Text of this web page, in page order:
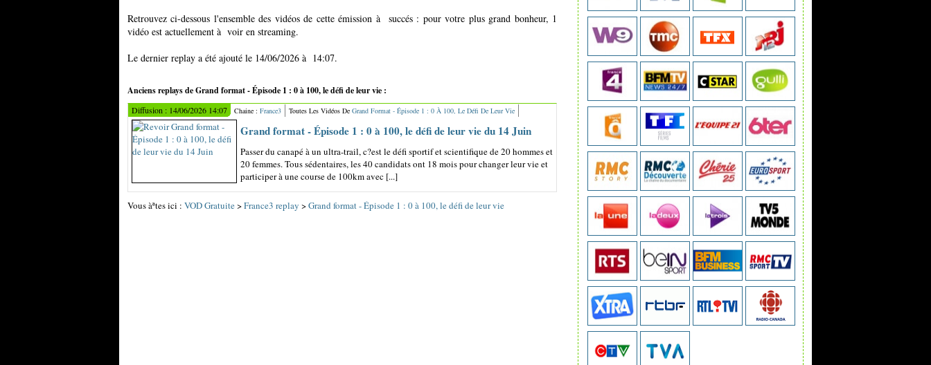
Retrouvez ci-dessous l'ensemble des vidéos de cette émission à succés : pour votre plus grand bonheur, 1
vidéo est actuellement à voir en streaming.
Le dernier replay a été ajouté le 14/06/2026 à 14:07.
Anciens replays de Grand format - Épisode 1 : 0 à 100, le défi de leur vie :
Diffusion : 14/06/2026 14:07 Chaine : France3 Toutes Les Vidéos De Grand Format - Épisode 1 : 0 À 100, Le Défi De Leur Vie
Grand format - Épisode 1 : 0 à 100, le défi de leur vie du 14 Juin
Passer du canapé à un ultra-trail, c?est le défi sportif et scientifique de 20 hommes et
20 femmes. Tous sédentaires, les 40 candidats ont 18 mois pour changer leur vie et
participer à une course de 100km avec [...]
Vous àªtes ici : VOD Gratuite>France3 replay >Grand format - Épisode 1 : 0 à 100, le défi de leur vie